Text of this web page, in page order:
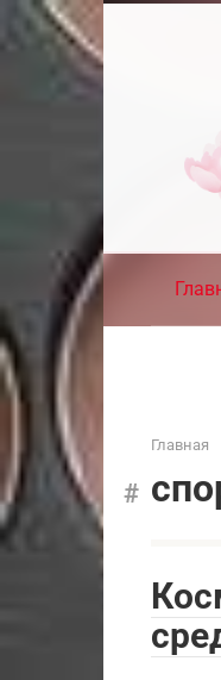
Перейти
к
контенту
Главная